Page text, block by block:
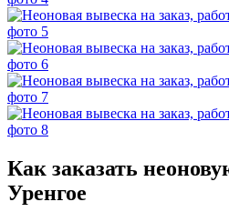
Как заказать
Уренгое